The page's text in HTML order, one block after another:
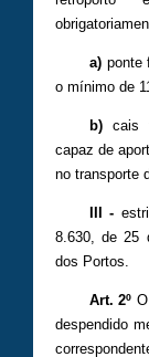
a) ponte
o mínimo de
b)cais
capaz de
no transporte
III -
8.630, de 25
dos Portos.
Art. 2º
despendido